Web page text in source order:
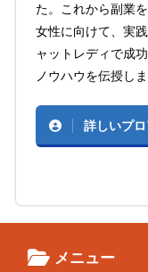
た。これから副業
女性に向けて、実
ャットレディで成
ノウハウを伝授しま
詳しいプ
メニュー